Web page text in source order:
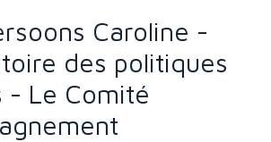
Caroline -
des politiques
- Le Comité